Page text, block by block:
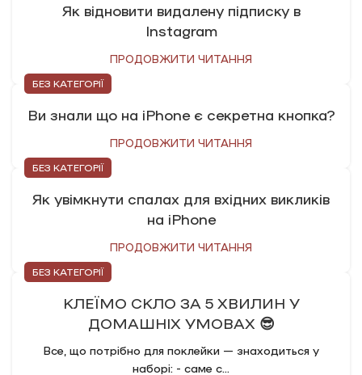
Як відновити видалену підписку в
Instagram
ПРОДОВЖИТИ ЧИТАННЯ
БЕЗ КАТЕГОРІЇ
Ви знали що на iPhone є секретна кнопка?
ПРОДОВЖИТИ ЧИТАННЯ
БЕЗ КАТЕГОРІЇ
Як увімкнути спалах для вхідних викликів
на iPhone
ПРОДОВЖИТИ ЧИТАННЯ
БЕЗ КАТЕГОРІЇ
КЛЕЇМО СКЛО ЗА 5 ХВИЛИН У
ДОМАШНІХ УМОВАХ 😎
Все, що потрібно для поклейки — знаходиться у
наборі: - саме с...